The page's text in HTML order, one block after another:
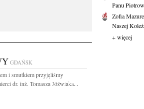
GDAŃSK
i smutkiem przyjęliśmy
dr. inż. Tomasza Jóźwiaka...
Panu
Zofia
Naszej
+ więcej